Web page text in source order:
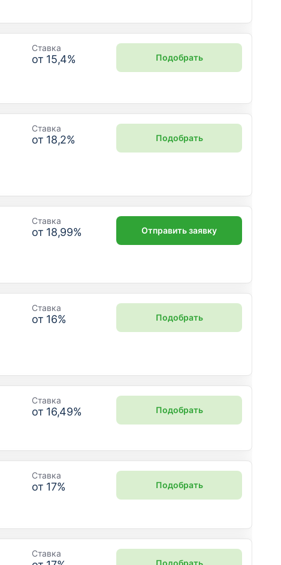
Ставка
от 15,4% Подобрать
Ставка
от 18,2% Подобрать
Ставка
от 18,99% Отправить заявку
Ставка
от 16% Подобрать
Ставка
от 16,49% Подобрать
Ставка
от 17% Подобрать
Ставка
Подобрать